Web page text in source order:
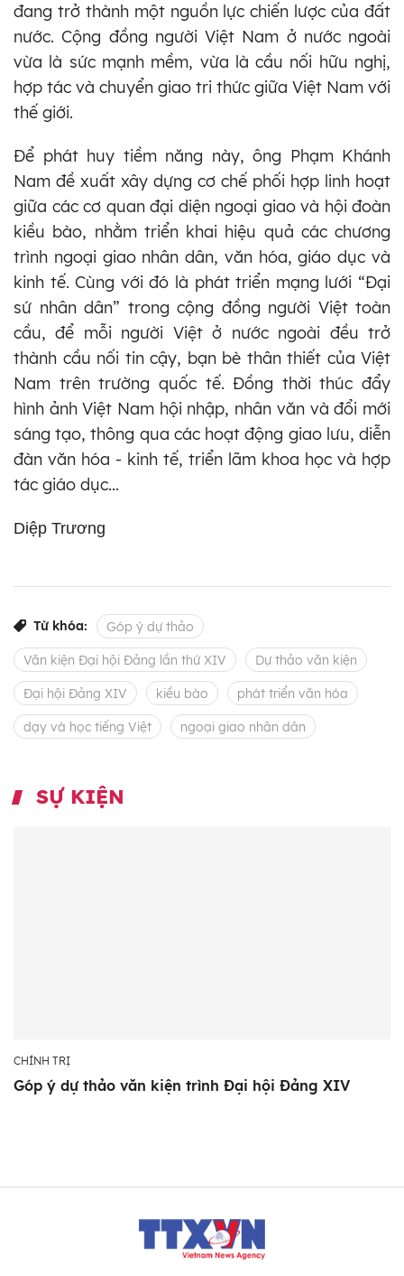
đang trở thành một nguồn lực chiến lược của đất
nước. Cộng đồng người Việt Nam ở nước ngoài
vừa là sức mạnh mềm, vừa là cầu nối hữu nghị,
hợp tác và chuyển giao tri thức giữa Việt Nam với
thế giới.
Để phát huy tiềm năng này, ông Phạm Khánh
Nam đề xuất xây dựng cơ chế phối hợp linh hoạt
giữa các cơ quan đại diện ngoại giao và hội đoàn
kiều bào, nhằm triển khai hiệu quả các chương
trình ngoại giao nhân dân, văn hóa, giáo dục và
kinh tế. Cùng với đó là phát triển mạng lưới “Đại
sứ nhân dân” trong cộng đồng người Việt toàn
cầu, để mỗi người Việt ở nước ngoài đều trở
thành cầu nối tin cậy, bạn bè thân thiết của Việt
Nam trên trường quốc tế. Đồng thời thúc đẩy
hình ảnh Việt Nam hội nhập, nhân văn và đổi mới
sáng tạo, thông qua các hoạt động giao lưu, diễn
đàn văn hóa - kinh tế, triển lãm khoa học và hợp
tác giáo dục...
Diệp Trương
Từ khóa: Góp ý dự thảo
Văn kiện Đại hội Đảng lần thứ XIV Dự thảo văn kiện
Đại hội Đảng XIV kiều bào phát triển văn hóa
dạy và học tiếng Việt ngoại giao nhân dân
SỰ KIỆN
CHÍNH TRỊ
Góp ý dự thảo văn kiện trình Đại hội Đảng XIV